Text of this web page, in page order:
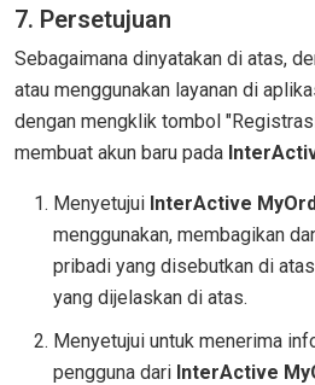
7. Persetujuan
Sebagaimana dinyatakan di atas,
atau menggunakan layanan di
dengan mengklik tombol
membuat akun baru pada
Menyetujui InterActive
menggunakan, membagikan
pribadi yang disebutkan di
yang dijelaskan di atas.
Menyetujui untuk menerima
pengguna dari InterActive